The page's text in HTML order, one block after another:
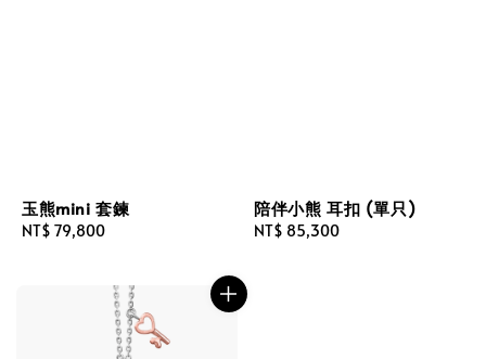
玉熊mini 套鍊
Regular
NT$ 79,800
陪伴小熊 耳扣 (單只)
Regular
NT$ 85,300